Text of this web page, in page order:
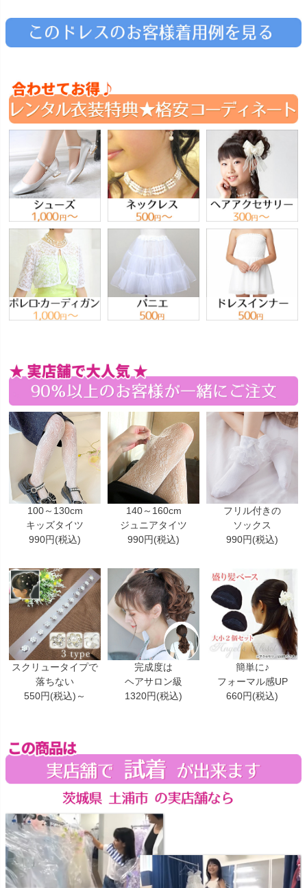
予約 Web または お電話
特典 ヘアメイク・着付け
100～130cm
キッズタイツ
990円(税込)
140～160cm
ジュニアタイツ
990円(税込)
フリル付きの
ソックス
990円(税込)
スクリュータイプで
落ちない
550円(税込)～
完成度は
ヘアサロン級
1320円(税込)
簡単に♪
フォーマル感UP
660円(税込)